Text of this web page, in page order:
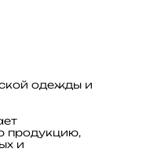
одежды и
продукцию,
и